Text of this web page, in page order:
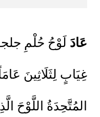
عَادَ لَوْحُ حُلْمِ
غِيَابٍ لِثَلَاثِينَ